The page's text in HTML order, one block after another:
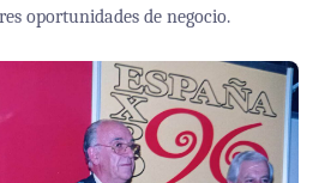
oportunidades de negocio.